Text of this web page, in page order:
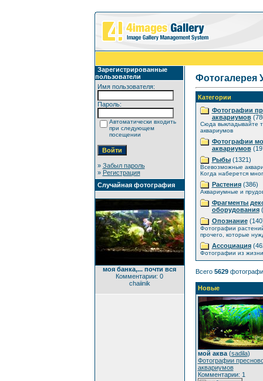
Зарегистрированные
пользователи
Имя пользователя:
Пароль:
Автоматически входить
при следующем
посещении
» Забыл пароль
» Регистрация
Случайная фотография
моя банка,... почти вся
Комментарии: 0
chaiinik
Фотогалерея
Категории
Фотографии
аквариумов
Сюда выкладывайте
аквариумов
Фотографии
аквариумов
Рыбы(1321)
Всевозможные
Когда наберется
Растения(386)
Аквариумные и
Фрагменты
оборудования
Опознание
Фотографии
прочего, которые
Ассоциация
Фотографии из
Всего 5629
Новые
мой аква(sadila)
Фотографии
аквариумов
Комментарии: 1